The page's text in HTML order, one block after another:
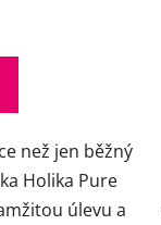
než jen běžný
Holika Pure
úlevu a